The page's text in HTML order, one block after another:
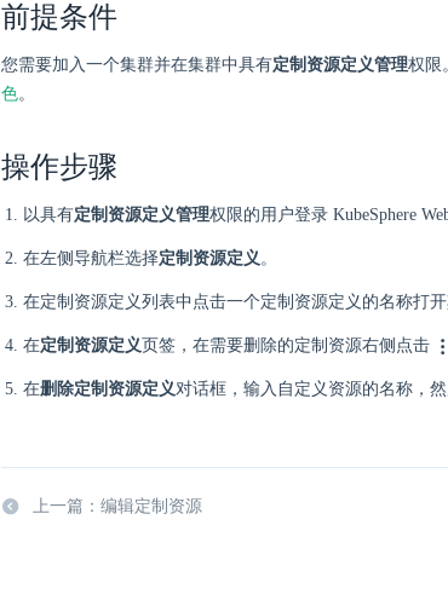
前提条件
您需要加入一个集群并在集群中具有定制资源定义管理权限
色。
操作步骤
以具有定制资源定义管理权限的用户登录 KubeSphere
在左侧导航栏选择定制资源定义。
在定制资源定义列表中点击一个定制资源定义的名称打开
在定制资源定义页签，在需要删除的定制资源右侧点击
在删除定制资源定义对话框，输入自定义资源的名称，
上一篇：编辑定制资源